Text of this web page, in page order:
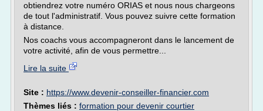
obtiendrez votre numéro ORIAS et nous nous chargeons
de tout l'administratif. Vous pouvez suivre cette formation
à distance.
Nos coachs vous accompagneront dans le lancement de
votre activité, afin de vous permettre...
Lire la suite
Site : https://www.devenir-conseiller-financier.com
Thèmes liés : formation pour devenir courtier